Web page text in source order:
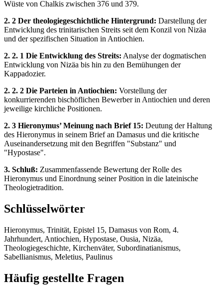
Wüste von Chalkis zwischen 376 und 379.
2. 2 Der theologiegeschichtliche Hintergrund: Darstellung der
Entwicklung des trinitarischen Streits seit dem Konzil von Nizäa
und der spezifischen Situation in Antiochien.
2. 2. 1 Die Entwicklung des Streits: Analyse der dogmatischen
Entwicklung von Nizäa bis hin zu den Bemühungen der
Kappadozier.
2. 2. 2 Die Parteien in Antiochien: Vorstellung der
konkurrierenden bischöflichen Bewerber in Antiochien und deren
jeweilige kirchliche Positionen.
2. 3 Hieronymus’ Meinung nach Brief 15: Deutung der Haltung
des Hieronymus in seinem Brief an Damasus und die kritische
Auseinandersetzung mit den Begriffen "Substanz" und
"Hypostase".
3. Schluß: Zusammenfassende Bewertung der Rolle des
Hieronymus und Einordnung seiner Position in die lateinische
Theologietradition.
Schlüsselwörter
Hieronymus, Trinität, Epistel 15, Damasus von Rom, 4.
Jahrhundert, Antiochien, Hypostase, Ousia, Nizäa,
Theologiegeschichte, Kirchenväter, Subordinatianismus,
Sabellianismus, Meletius, Paulinus
Häufig gestellte Fragen